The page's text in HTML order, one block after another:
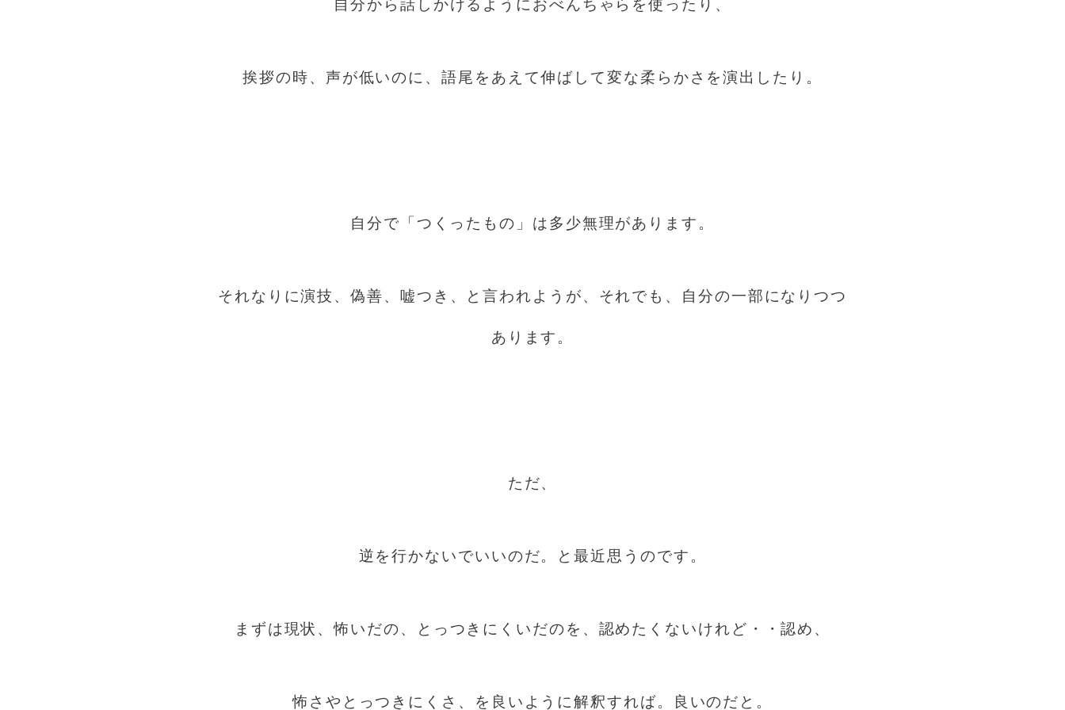
自分から話しかけるようにおべんちゃらを使ったり、
挨拶の時、声が低いのに、語尾をあえて伸ばして変な柔らかさを演出したり。
自分で「つくったもの」は多少無理があります。
それなりに演技、偽善、嘘つき、と言われようが、それでも、自分の一部になりつつ
あります。
ただ、
逆を行かないでいいのだ。と最近思うのです。
まずは現状、怖いだの、とっつきにくいだのを、認めたくないけれど・・認め、
怖さやとっつきにくさ、を良いように解釈すれば。良いのだと。